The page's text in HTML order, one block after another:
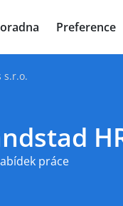
Preference
s.r.o.
práce